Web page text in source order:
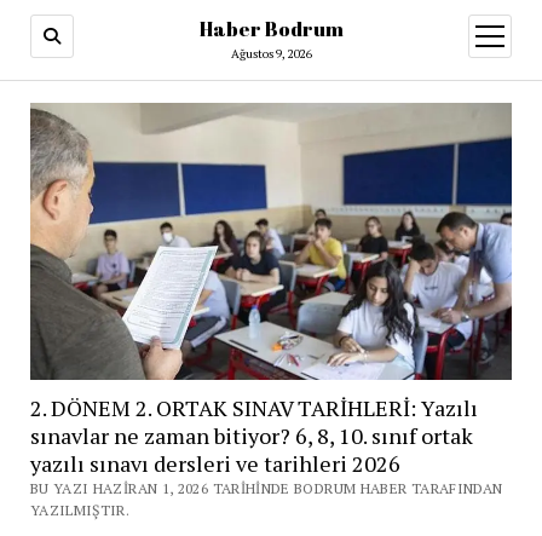
Haber Bodrum
Ağustos 9, 2026
aç
2. DÖNEM 2. ORTAK SINAV TARİHLERİ: Yazılı
sınavlar ne zaman bitiyor? 6, 8, 10. sınıf ortak
yazılı sınavı dersleri ve tarihleri 2026
BU YAZI HAZIRAN 1, 2026 TARIHINDE BODRUM HABER TARAFINDAN
YAZILMIŞTIR.